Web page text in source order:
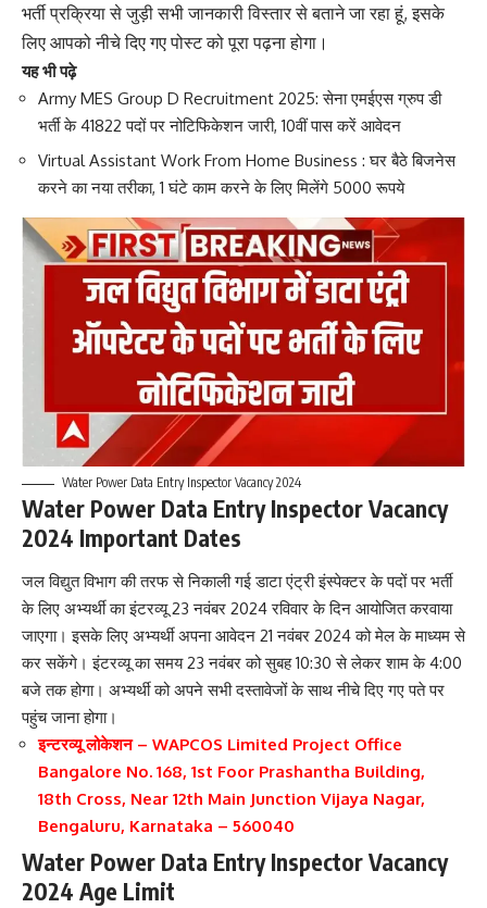
भर्ती प्रक्रिया से जुड़ी सभी जानकारी विस्तार से बताने जा रहा हूं, इसके
लिए आपको नीचे दिए गए पोस्ट को पूरा पढ़ना होगा।
यह भी पढ़े
Army MES Group D Recruitment 2025: सेना एमईएस ग्रुप डी
भर्ती के 41822 पदों पर नोटिफिकेशन जारी, 10वीं पास करें आवेदन
Virtual Assistant Work From Home Business : घर बैठे बिजनेस
करने का नया तरीका, 1 घंटे काम करने के लिए मिलेंगे 5000 रूपये
Water Power Data Entry Inspector Vacancy 2024
Water Power Data Entry Inspector Vacancy
2024 Important Dates
जल विद्युत विभाग की तरफ से निकाली गई डाटा एंट्री इंस्पेक्टर के पदों पर भर्ती
के लिए अभ्यर्थी का इंटरव्यू 23 नवंबर 2024 रविवार के दिन आयोजित करवाया
जाएगा। इसके लिए अभ्यर्थी अपना आवेदन 21 नवंबर 2024 को मेल के माध्यम से
कर सकेंगे। इंटरव्यू का समय 23 नवंबर को सुबह 10:30 से लेकर शाम के 4:00
बजे तक होगा। अभ्यर्थी को अपने सभी दस्तावेजों के साथ नीचे दिए गए पते पर
पहुंच जाना होगा।
इन्टरव्यू लोकेशन – WAPCOS Limited Project Office
Bangalore No. 168, 1st Foor Prashantha Building,
18th Cross, Near 12th Main Junction Vijaya Nagar,
Bengaluru, Karnataka – 560040
Water Power Data Entry Inspector Vacancy
2024 Age Limit